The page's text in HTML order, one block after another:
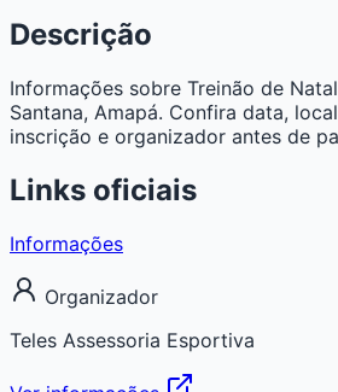
Descrição
Informações sobre Treinão de
Santana, Amapá. Confira data,
inscrição e organizador antes de
Links oficiais
Informações
Organizador
Teles Assessoria Esportiva